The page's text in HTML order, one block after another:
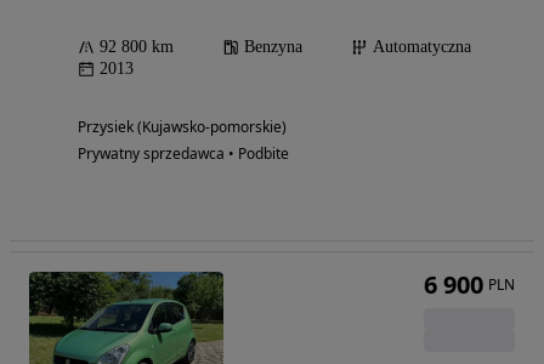
92 800 km Benzyna
Automatyczna
2013
Przysiek (Kujawsko-pomorskie)
Prywatny sprzedawca • Podbite
6 900 PLN